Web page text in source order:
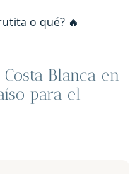
o qué? 🔥
Costa Blanca en
para el